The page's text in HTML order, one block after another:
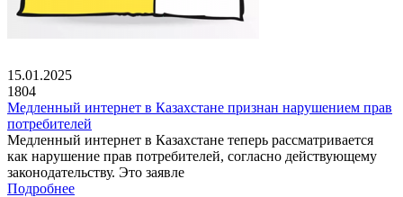
15.01.2025
1804
Медленный интернет в Казахстане признан нарушением прав
потребителей
Медленный интернет в Казахстане теперь рассматривается
как нарушение прав потребителей, согласно действующему
законодательству. Это заявле
Подробнее